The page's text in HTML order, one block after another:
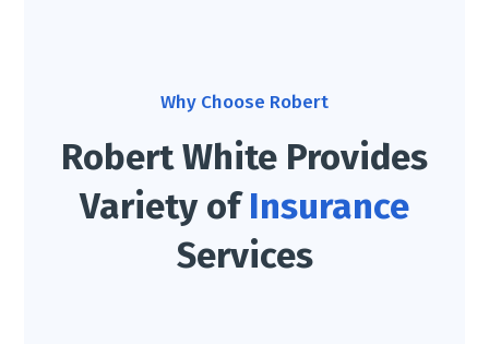
Why Choose Robert
Robert White Provides
Variety ofInsurance
Services